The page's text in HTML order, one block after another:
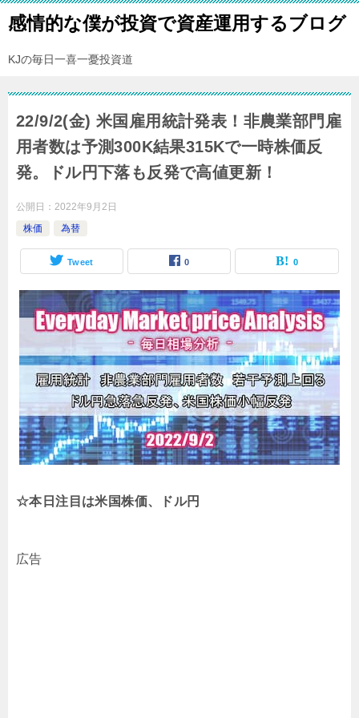
感情的な僕が投資で資産運用するブログ
KJの毎日一喜一憂投資道
22/9/2(金) 米国雇用統計発表！非農業部門雇
用者数は予測300K結果315Kで一時株価反
発。ドル円下落も反発で高値更新！
公開日： 2022年9月2日
株価
為替
Tweet 0 0
☆本日注目は米国株価、ドル円
広告